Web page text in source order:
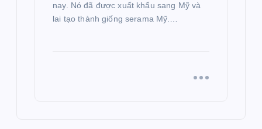
nay. Nó đã được xuất khẩu sang Mỹ và
lai tạo thành giống serama Mỹ.…